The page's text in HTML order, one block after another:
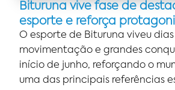
Bituruna vive fase de
esporte e reforça
O esporte de Bituruna viveu
movimentação e grandes
início de junho, reforçando o
uma das principais referências